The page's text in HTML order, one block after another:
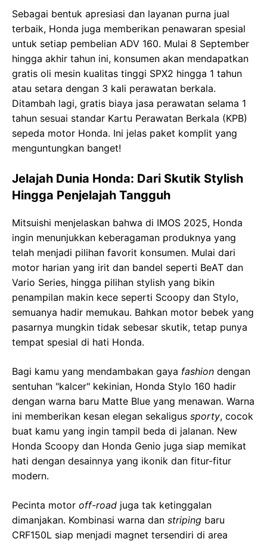
Sebagai bentuk apresiasi dan layanan purna jual
terbaik, Honda juga memberikan penawaran spesial
untuk setiap pembelian ADV 160. Mulai 8 September
hingga akhir tahun ini, konsumen akan mendapatkan
gratis oli mesin kualitas tinggi SPX2 hingga 1 tahun
atau setara dengan 3 kali perawatan berkala.
Ditambah lagi, gratis biaya jasa perawatan selama 1
tahun sesuai standar Kartu Perawatan Berkala (KPB)
sepeda motor Honda. Ini jelas paket komplit yang
menguntungkan banget!
Jelajah Dunia Honda: Dari Skutik Stylish
Hingga Penjelajah Tangguh
Mitsuishi menjelaskan bahwa di IMOS 2025, Honda
ingin menunjukkan keberagaman produknya yang
telah menjadi pilihan favorit konsumen. Mulai dari
motor harian yang irit dan bandel seperti BeAT dan
Vario Series, hingga pilihan stylish yang bikin
penampilan makin kece seperti Scoopy dan Stylo,
semuanya hadir memukau. Bahkan motor bebek yang
pasarnya mungkin tidak sebesar skutik, tetap punya
tempat spesial di hati Honda.
Bagi kamu yang mendambakan gaya fashion dengan
sentuhan "kalcer" kekinian, Honda Stylo 160 hadir
dengan warna baru Matte Blue yang menawan. Warna
ini memberikan kesan elegan sekaligus sporty, cocok
buat kamu yang ingin tampil beda di jalanan. New
Honda Scoopy dan Honda Genio juga siap memikat
hati dengan desainnya yang ikonik dan fitur-fitur
modern.
Pecinta motor off-road juga tak ketinggalan
dimanjakan. Kombinasi warna dan striping baru
CRF150L siap menjadi magnet tersendiri di area